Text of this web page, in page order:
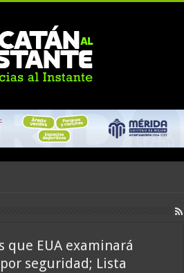
que EUA examinará
seguridad; Lista